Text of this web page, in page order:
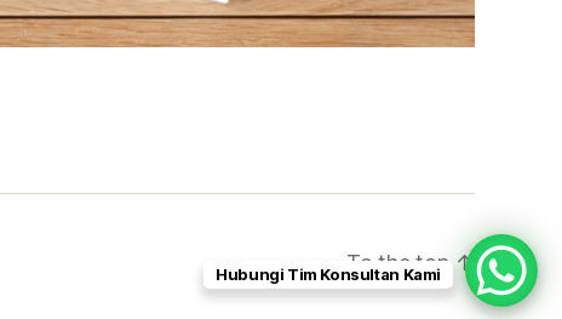
To the top ↑
Hubungi Tim Konsultan Kami